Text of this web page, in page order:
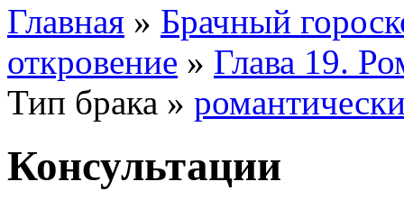
Главная » Брачный
откровение » Глава 19.
Тип брака »
Консультации